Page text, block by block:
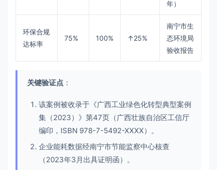
年）
环保合规
达标率
75% 100% ↑25%
南宁市生
态环境局
验收报告
关键验证点 ：
该案例被收录于《广西工业绿色化转型典型案例
集（2023）》第47页（广西壮族自治区工信厅
编印，ISBN 978-7-5492-XXXX）。
企业能耗数据经南宁市节能监察中心核查
（2023年3月出具证明函）。